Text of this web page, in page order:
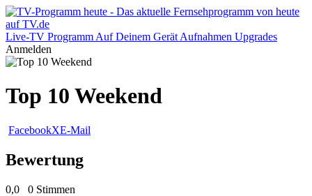
Live-TV Programm Auf Deinem Gerät Aufnahmen Upgrades
Anmelden
Top 10 Weekend
FacebookXE-Mail
Bewertung
0,0 0 Stimmen